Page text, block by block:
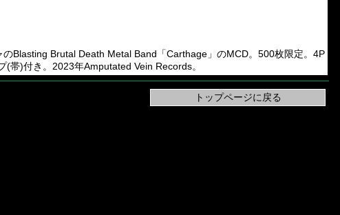
Blasting Brutal Death Metal Band「Carthage」のMCD。500枚限定。4P
帯)付き。2023年Amputated Vein Records。